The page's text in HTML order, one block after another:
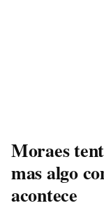
Moraes
mas algo
acontece